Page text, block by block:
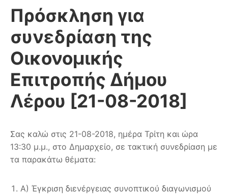
Πρόσκληση για
συνεδρίαση της
Οικονομικής
Επιτροπής Δήμου
Λέρου [21-08-2018]
Σας καλώ στις 21-08-2018, ημέρα Τρίτη και ώρα
13:30 μ.μ., στο Δημαρχείο, σε τακτική συνεδρίαση με
τα παρακάτω θέματα:
Α) Έγκριση διενέργειας συνοπτικού διαγωνισμού